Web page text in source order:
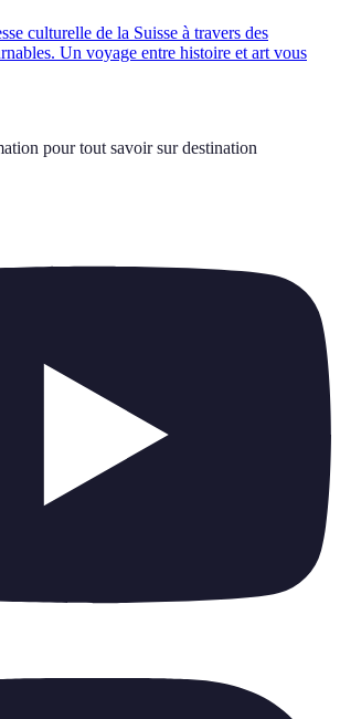
culturelle de la Suisse à travers des
Un voyage entre histoire et art vous
pour tout savoir sur destination